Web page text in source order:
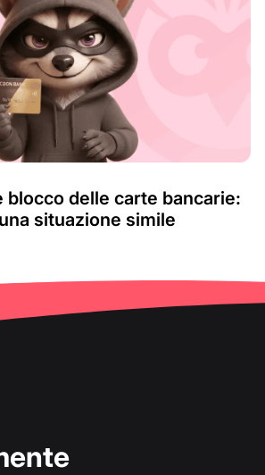
blocco delle carte bancarie:
situazione simile